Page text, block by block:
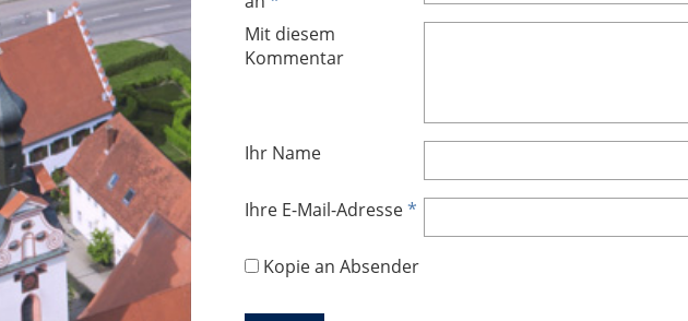
Mit diesem
Kommentar
Ihr Name
Ihre E-Mail-Adresse*
Kopie an Absender